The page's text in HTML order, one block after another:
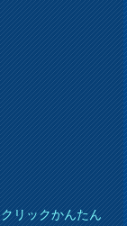
リックかんたん